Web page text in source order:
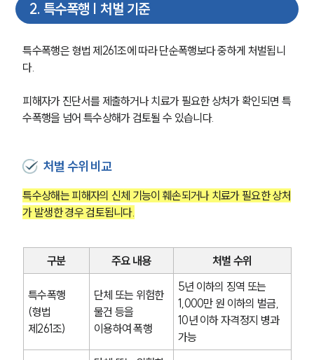
2. 특수폭행 | 처벌 기준
특수폭행은 형법 제261조에 따라 단순폭행보다 중하게 처벌됩니
다.
피해자가 진단서를 제출하거나 치료가 필요한 상처가 확인되면 특
수폭행을 넘어 특수상해가 검토될 수 있습니다.
처벌 수위 비교
특수상해는 피해자의 신체 기능이 훼손되거나 치료가 필요한 상처
가 발생한 경우 검토됩니다.
구분 주요 내용 처벌 수위
특수폭행
(형법
제261조)
단체 또는 위험한
물건 등을
이용하여 폭행
5년 이하의 징역 또는
1,000만 원 이하의 벌금,
10년 이하 자격정지 병과
가능